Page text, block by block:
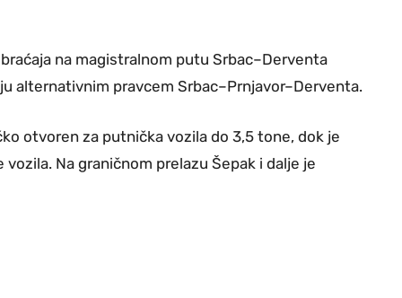
na magistralnom putu Srbac–Derventa
alternativnim pravcem Srbac–Prnjavor–Derventa.
otvoren za putnička vozila do 3,5 tone, dok je
Na graničnom prelazu Šepak i dalje je